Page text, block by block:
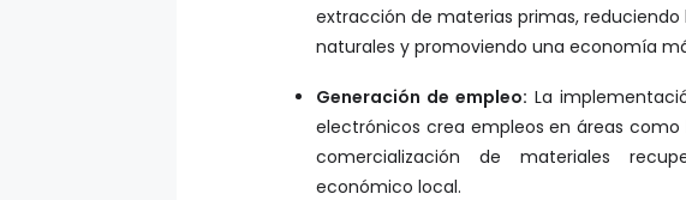
extracción de materias primas,
naturales y promoviendo una economía
Generación de empleo: La
electrónicos crea empleos en áreas
comercialización de materiales
económico local.